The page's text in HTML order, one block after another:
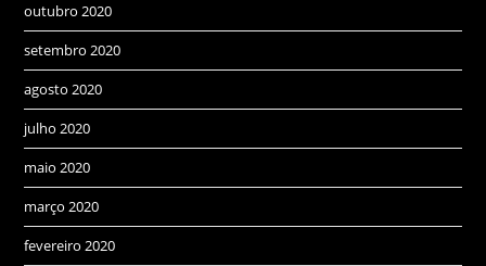
outubro 2020
setembro 2020
agosto 2020
julho 2020
maio 2020
março 2020
fevereiro 2020